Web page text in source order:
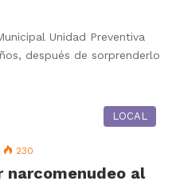
Unidad Preventiva
después de sorprenderlo
LOCAL
230
narcomenudeo al